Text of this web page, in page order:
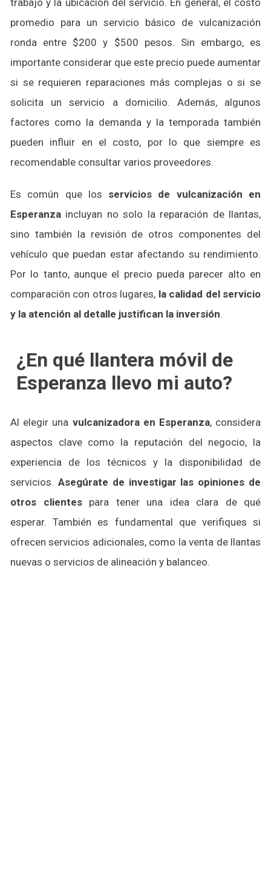
trabajo y la ubicación del servicio. En general, el costo
promedio para un servicio básico de vulcanización
ronda entre $200 y $500 pesos. Sin embargo, es
importante considerar que este precio puede aumentar
si se requieren reparaciones más complejas o si se
solicita un servicio a domicilio. Además, algunos
factores como la demanda y la temporada también
pueden influir en el costo, por lo que siempre es
recomendable consultar varios proveedores.
Es común que los servicios de vulcanización en
Esperanza incluyan no solo la reparación de llantas,
sino también la revisión de otros componentes del
vehículo que puedan estar afectando su rendimiento.
Por lo tanto, aunque el precio pueda parecer alto en
comparación con otros lugares, la calidad del servicio
y la atención al detalle justifican la inversión.
¿En qué llantera móvil de
Esperanza llevo mi auto?
Al elegir una vulcanizadora en Esperanza, considera
aspectos clave como la reputación del negocio, la
experiencia de los técnicos y la disponibilidad de
servicios. Asegúrate de investigar las opiniones de
otros clientespara tener una idea clara de qué
esperar. También es fundamental que verifiques si
ofrecen servicios adicionales, como la venta de llantas
nuevas o servicios de alineación y balanceo.